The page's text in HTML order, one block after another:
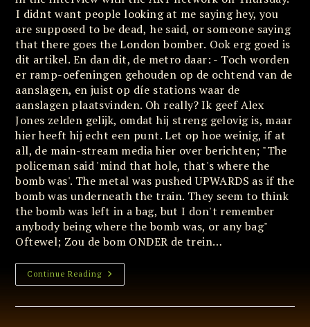
I didnt want people looking at me saying hey, you
are supposed to be dead, he said, or someone saying
that there goes the London bomber. Ook erg goed is
dit artikel. En dan dit, de metro daar: - Toch worden
er ramp-oefeningen gehouden op de ochtend van de
aanslagen, en juist op díe stations waar de
aanslagen plaatsvinden. Oh really? Ik geef Alex
Jones zelden gelijk, omdat hij streng gelovig is, maar
hier heeft hij echt een punt. Let op hoe weinig, if at
all, de main-stream media hier over berichten; "The
policeman said 'mind that hole, that's where the
bomb was'. The metal was pushed UPWARDS as if the
bomb was underneath the train. They seem to think
the bomb was left in a bag, but I don't remember
anybody being where the bomb was, or any bag"
Oftewel; Zou de bom ONDER de trein…
Continue ReadingMain-
Stream
Verzaken